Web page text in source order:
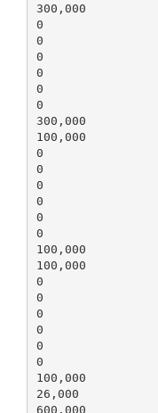
300,000
0
0
0
0
0
0
300,000
100,000
0
0
0
0
0
0
100,000
100,000
0
0
0
0
0
0
100,000
26,000
600,000